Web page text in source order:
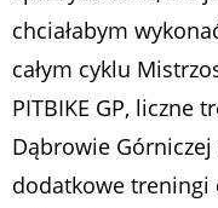
chciałabym
całym cyklu
PITBIKE GP, liczne
Dąbrowie
dodatkowe